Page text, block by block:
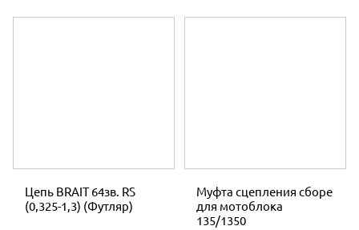
Цепь BRAIT 64зв. RS
(0,325-1,3) (Футляр)
Муфта сцепления сборе
для мотоблока
135/1350